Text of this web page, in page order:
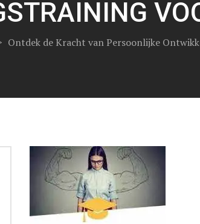
Ontdek de Kracht van Persoonlijke